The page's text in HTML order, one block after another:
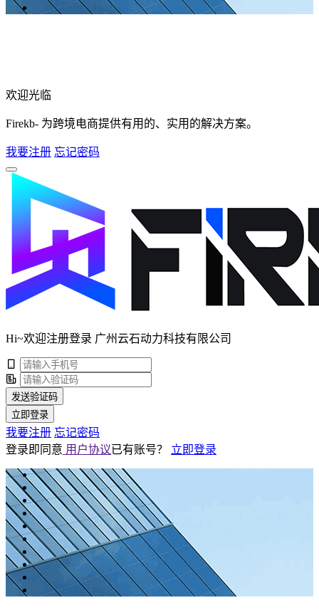
欢迎光临
Firekb- 为跨境电商提供有用的、实用的解决方案。
我要注册 忘记密码
Hi~欢迎注册登录 广州云石动力科技有限公司
发送验证码
立即登录
我要注册 忘记密码
登录即同意 用户协议已有账号？ 立即登录